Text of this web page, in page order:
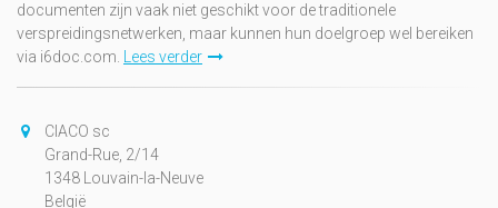
documenten zijn vaak niet geschikt voor de traditionele
verspreidingsnetwerken, maar kunnen hun doelgroep wel bereiken
via i6doc.com. Lees verder
CIACO sc
Grand-Rue, 2/14
1348 Louvain-la-Neuve
België